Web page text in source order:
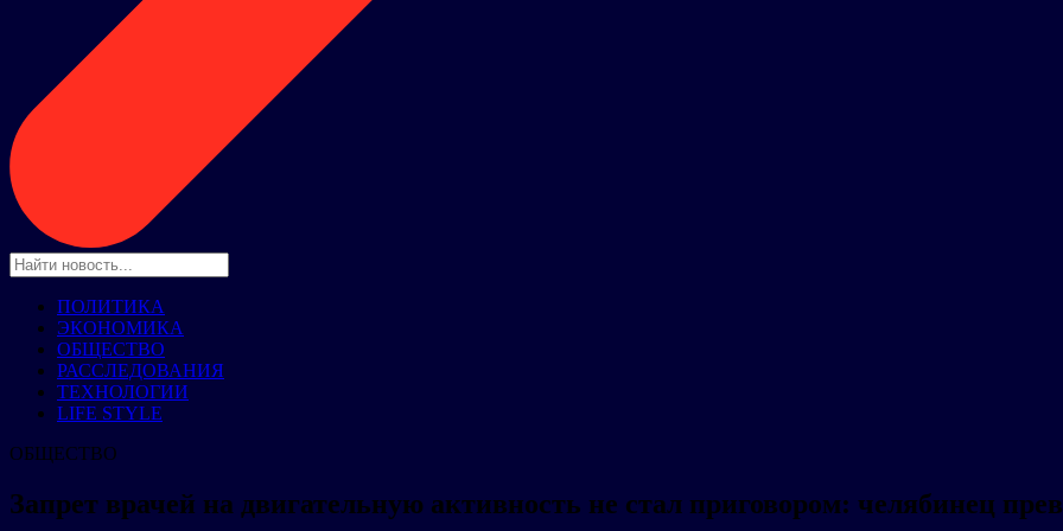
ПОЛИТИКА
ЭКОНОМИКА
ОБЩЕСТВО
РАССЛЕДОВАНИЯ
ТЕХНОЛОГИИ
LIFE STYLE
ОБЩЕСТВО
Запрет врачей на двигательную активность не стал приговором: челябинец